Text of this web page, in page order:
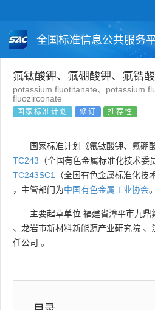
全国标准信息公共服务
国家标准 行业标准
团体标准
氟钛酸钾、氟硼酸钾、氟锆
potassium fluotitanate、potassium
fluozirconate
国家标准计划 修订 推荐性
国家标准计划《氟钛酸钾、氟硼
TC243 （全国有色金属标准化技术委
TC243SC1
（全国有色金属标准化
，主管部门为中国有色金属工业协会。
主要起草单位 福建省漳平市九鼎
、 龙岩市新材料新能源产业研究院 、
任公司 。